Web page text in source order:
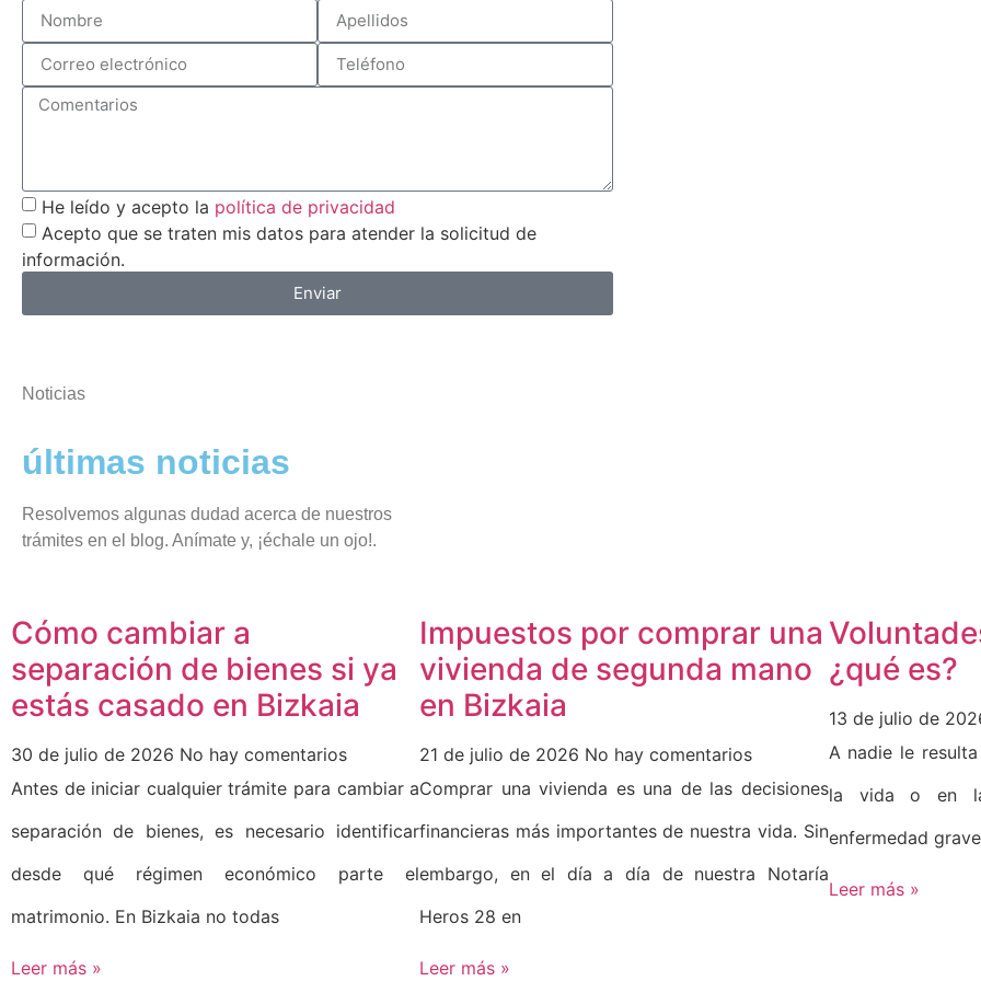
He leído y acepto la política de privacidad
Acepto que se traten mis datos para atender la solicitud de
información.
Enviar
Noticias
últimas noticias
Resolvemos algunas dudad acerca de nuestros
trámites en el blog. Anímate y, ¡échale un ojo!.
Cómo cambiar a
separación de bienes si ya
estás casado en Bizkaia
30 de julio de 2026 No hay comentarios
Antes de iniciar cualquier trámite para cambiar a
separación de bienes, es necesario identificar
desde qué régimen económico parte el
matrimonio. En Bizkaia no todas
Leer más »
Impuestos por comprar una
vivienda de segunda mano
en Bizkaia
21 de julio de 2026 No hay comentarios
Comprar una vivienda es una de las decisiones
financieras más importantes de nuestra vida. Sin
embargo, en el día a día de nuestra Notaría
Heros 28 en
Leer más »
¿qué es?
13 de julio de
A nadie le
la vida o en
enfermedad
Leer más »